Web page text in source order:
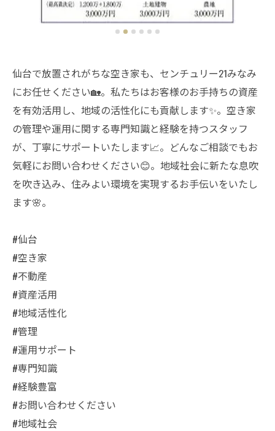
仙台で放置されがちな空き家も、センチュリー21みなみ
にお任せください🏡。私たちはお客様のお手持ちの資産
を有効活用し、地域の活性化にも貢献します✨。空き家
の管理や運用に関する専門知識と経験を持つスタッフ
が、丁寧にサポートいたします📈。どんなご相談でもお
気軽にお問い合わせください😊。地域社会に新たな息吹
を吹き込み、住みよい環境を実現するお手伝いをいたし
ます🌸。
#仙台
#空き家
#不動産
#資産活用
#地域活性化
#管理
#運用サポート
#専門知識
#経験豊富
#お問い合わせください
#地域社会